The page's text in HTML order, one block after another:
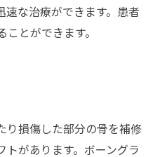
速な治療ができます。患者
とができます。
り損傷した部分の骨を補修
があります。ボーングラ